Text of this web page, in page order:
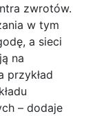
zwrotów.
w tym
a sieci
na
przykład
– dodaje